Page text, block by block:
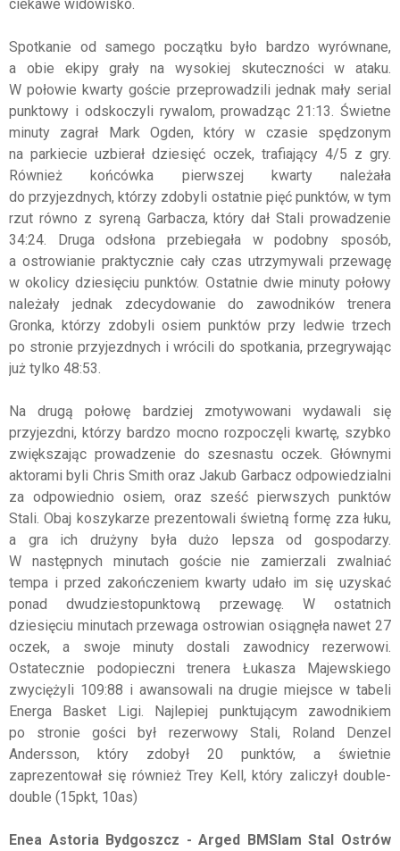
ciekawe widowisko.
Spotkanie od samego początku było bardzo wyrównane,
a obie ekipy grały na wysokiej skuteczności w ataku.
W połowie kwarty goście przeprowadzili jednak mały serial
punktowy i odskoczyli rywalom, prowadząc 21:13. Świetne
minuty zagrał Mark Ogden, który w czasie spędzonym
na parkiecie uzbierał dziesięć oczek, trafiający 4/5 z gry.
Również końcówka pierwszej kwarty należała
do przyjezdnych, którzy zdobyli ostatnie pięć punktów, w tym
rzut równo z syreną Garbacza, który dał Stali prowadzenie
34:24. Druga odsłona przebiegała w podobny sposób,
a ostrowianie praktycznie cały czas utrzymywali przewagę
w okolicy dziesięciu punktów. Ostatnie dwie minuty połowy
należały jednak zdecydowanie do zawodników trenera
Gronka, którzy zdobyli osiem punktów przy ledwie trzech
po stronie przyjezdnych i wrócili do spotkania, przegrywając
już tylko 48:53.
Na drugą połowę bardziej zmotywowani wydawali się
przyjezdni, którzy bardzo mocno rozpoczęli kwartę, szybko
zwiększając prowadzenie do szesnastu oczek. Głównymi
aktorami byli Chris Smith oraz Jakub Garbacz odpowiedzialni
za odpowiednio osiem, oraz sześć pierwszych punktów
Stali. Obaj koszykarze prezentowali świetną formę zza łuku,
a gra ich drużyny była dużo lepsza od gospodarzy.
W następnych minutach goście nie zamierzali zwalniać
tempa i przed zakończeniem kwarty udało im się uzyskać
ponad dwudziestopunktową przewagę. W ostatnich
dziesięciu minutach przewaga ostrowian osiągnęła nawet 27
oczek, a swoje minuty dostali zawodnicy rezerwowi.
Ostatecznie podopieczni trenera Łukasza Majewskiego
zwyciężyli 109:88 i awansowali na drugie miejsce w tabeli
Energa Basket Ligi. Najlepiej punktującym zawodnikiem
po stronie gości był rezerwowy Stali, Roland Denzel
Andersson, który zdobył 20 punktów, a świetnie
zaprezentował się również Trey Kell, który zaliczył double-
double (15pkt, 10as)
Enea Astoria Bydgoszcz - Arged BMSlam Stal Ostrów